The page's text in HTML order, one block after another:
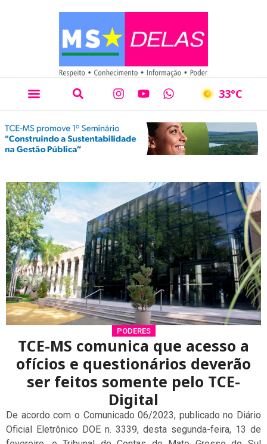
33°C
PODERES
TCE-MS comunica que acesso a
ofícios e questionários deverão
ser feitos somente pelo TCE-
Digital
De acordo com o Comunicado 06/2023, publicado no Diário
Oficial Eletrônico DOE n. 3339, desta segunda-feira, 13 de